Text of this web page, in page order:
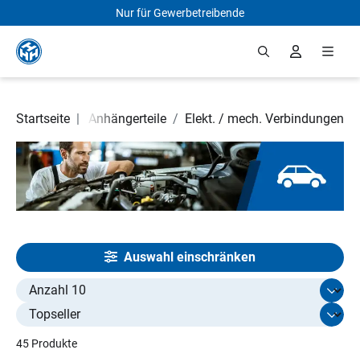
Zum Hauptinhalt springen
Nur für Gewerbetreibende
Startseite |
Zubehör / Anhängerteile / Elekt. / mech. Verbindungen
Auswahl einschränken
45 Produkte
Select limit